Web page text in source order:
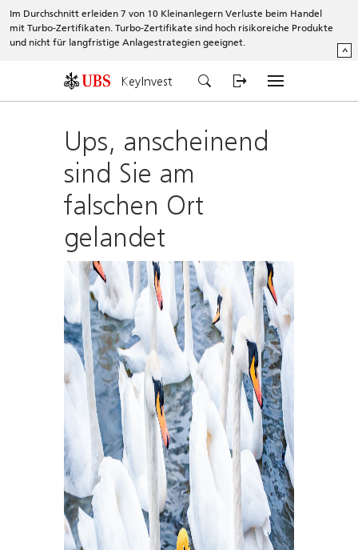
Im Durchschnitt erleiden 7 von 10 Kleinanlegern Verluste beim Handel
mit Turbo-Zertifikaten. Turbo-Zertifikate sind hoch risikoreiche Produkte
und nicht für langfristige Anlagestrategien geeignet.
^
KeyInvest
Ups, anscheinend
sind Sie am
falschen Ort
gelandet